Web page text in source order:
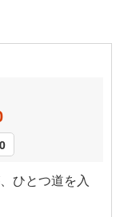
0
ひとつ道を入